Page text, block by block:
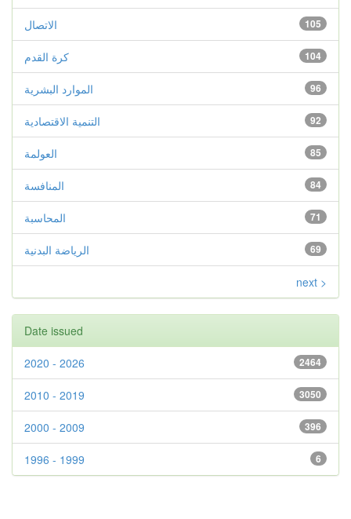
105 الاتصال
104 كرة القدم
96 الموارد البشرية
92 التنمية الاقتصادية
85 العولمة
84 المنافسة
71 المحاسبة
69 الرياضة البدنية
next >
Date issued
2464
2020 - 2026
3050
2010 - 2019
396
2000 - 2009
6
1996 - 1999